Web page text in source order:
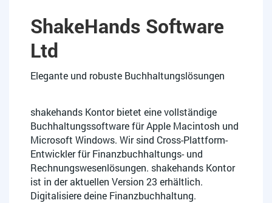
ShakeHands Software
Ltd
Elegante und robuste Buchhaltungslösungen
shakehands Kontor bietet eine vollständige
Buchhaltungssoftware für Apple Macintosh und
Microsoft Windows. Wir sind Cross-Plattform-
Entwickler für Finanzbuchhaltungs- und
Rechnungswesenlösungen. shakehands Kontor
ist in der aktuellen Version 23 erhältlich.
Digitalisiere deine Finanzbuchhaltung.